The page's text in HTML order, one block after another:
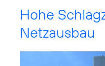
Hohe
Netzausbau